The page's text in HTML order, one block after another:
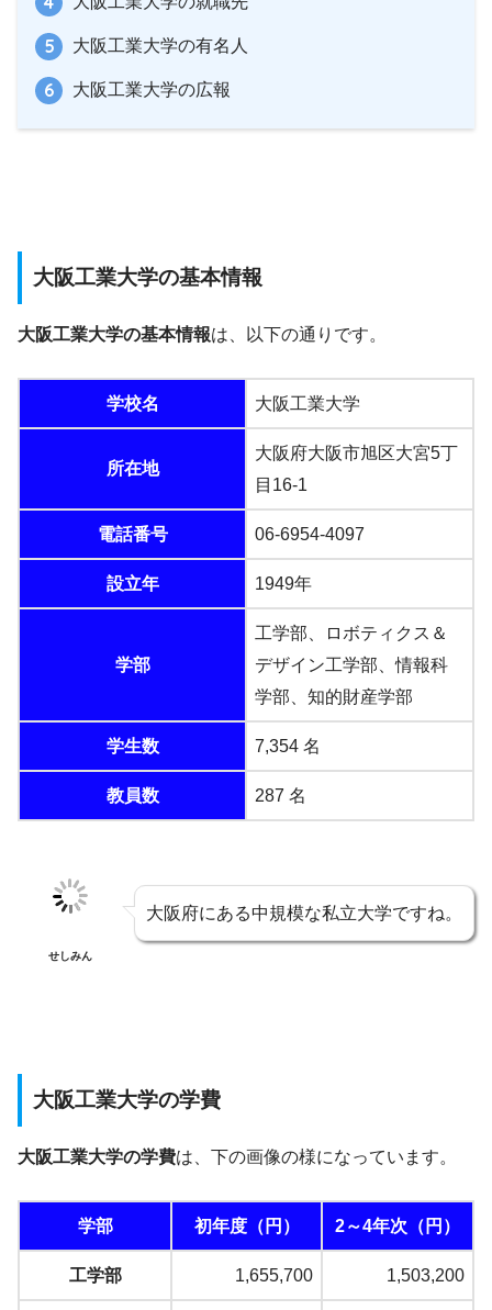
大阪工業大学の有名人
大阪工業大学の広報
大阪工業大学の基本情報
大阪工業大学の基本情報は、以下の通りです。
学校名 大阪工業大学
所在地
大阪府大阪市旭区大宮5丁
目16-1
電話番号 06-6954-4097
設立年 1949年
学部
工学部、ロボティクス＆
デザイン工学部、情報科
学部、知的財産学部
学生数 7,354 名
教員数 287 名
せしみん
大阪府にある中規模な私立大学ですね。
大阪工業大学の学費
大阪工業大学の学費は、下の画像の様になっています。
学部 初年度（円） 2～4年次（円）
工学部 1,655,700 1,503,200